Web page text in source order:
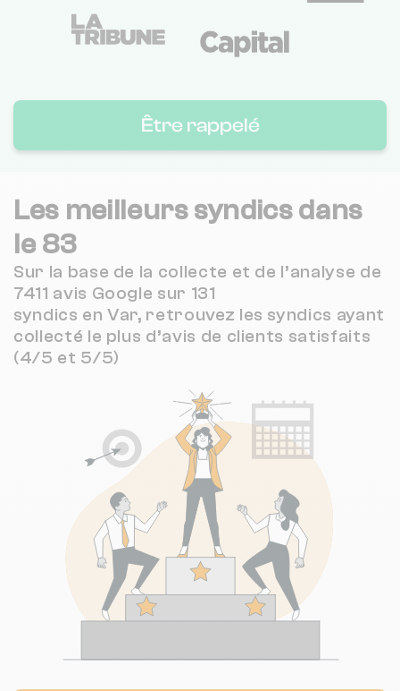
Être rappelé
Les meilleurs syndics dans
le 83
Sur la base de la collecte et de l’analyse de
7411 avis Google sur 131
syndics en Var, retrouvez les syndics ayant
collecté le plus d’avis de clients satisfaits
(4/5 et 5/5)